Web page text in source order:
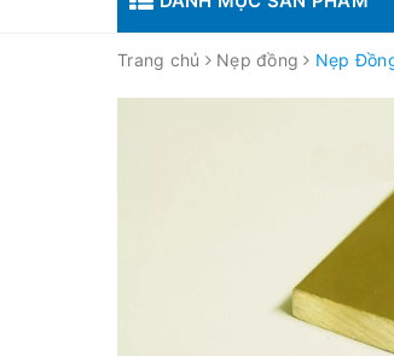
Trang chủ Nẹp đồng Nẹp